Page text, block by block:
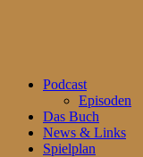
Podcast
Episoden
Das Buch
News & Links
Spielplan